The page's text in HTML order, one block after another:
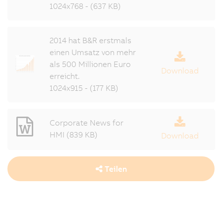
1024x768 - (637 KB)
2014 hat B&R erstmals
einen Umsatz von mehr
als 500 Millionen Euro
erreicht.
1024x915 - (177 KB)
Download
Corporate News for
HMI (839 KB)
Download
Teilen